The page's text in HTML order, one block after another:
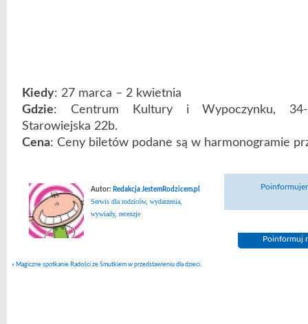
Kiedy: 27 marca – 2 kwietnia
Gdzie: Centrum Kultury i Wypoczynku, 34-
Starowiejska 22b.
Cena: Ceny biletów podane są w harmonogramie
Autor: Redakcja JestemRodzicem.pl
Serwis dla rodziców, wydarzenia,
wywiady, recenzje
Poinformuj
« Magiczne spotkanie Radości ze Smutkiem w przedstawieniu dla dzieci.